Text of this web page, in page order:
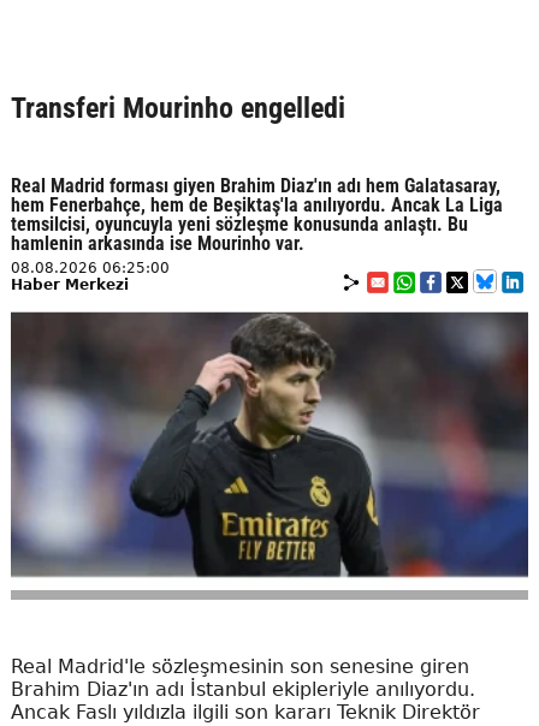
Transferi Mourinho engelledi
Real Madrid forması giyen Brahim Diaz'ın adı hem Galatasaray,
hem Fenerbahçe, hem de Beşiktaş'la anılıyordu. Ancak La Liga
temsilcisi, oyuncuyla yeni sözleşme konusunda anlaştı. Bu
hamlenin arkasında ise Mourinho var.
08.08.2026 06:25:00
Haber Merkezi
Real Madrid'le sözleşmesinin son senesine giren
Brahim Diaz'ın adı İstanbul ekipleriyle anılıyordu.
Ancak Faslı yıldızla ilgili son kararı Teknik Direktör